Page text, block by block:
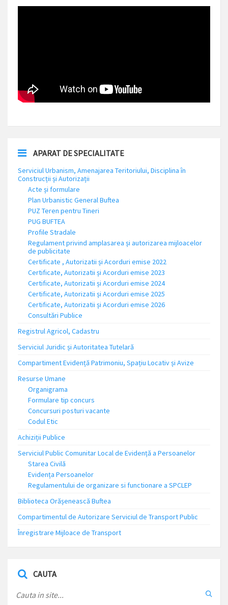
APARAT DE SPECIALITATE
Serviciul Urbanism, Amenajarea Teritoriului, Disciplina în
Construcții și Autorizații
Acte și formulare
Plan Urbanistic General Buftea
PUZ Teren pentru Tineri
PUG BUFTEA
Profile Stradale
Regulament privind amplasarea și autorizarea mijloacelor
de publicitate
Certificate , Autorizatii și Acorduri emise 2022
Certificate, Autorizatii și Acorduri emise 2023
Certificate, Autorizatii și Acorduri emise 2024
Certificate, Autorizatii și Acorduri emise 2025
Certificate, Autorizatii și Acorduri emise 2026
Consultări Publice
Registrul Agricol, Cadastru
Serviciul Juridic și Autoritatea Tutelară
Compartiment Evidență Patrimoniu, Spațiu Locativ și Avize
Resurse Umane
Organigrama
Formulare tip concurs
Concursuri posturi vacante
Codul Etic
Achiziții Publice
Serviciul Public Comunitar Local de Evidență a Persoanelor
Starea Civilă
Evidența Persoanelor
Regulamentului de organizare si functionare a SPCLEP
Biblioteca Orășenească Buftea
Compartimentul de Autorizare Serviciul de Transport Public
Înregistrare Mijloace de Transport
CAUTA